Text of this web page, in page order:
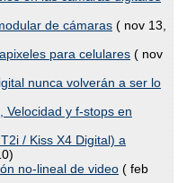
de cámaras ( nov 13,
para celulares ( nov
nunca volverán a ser lo
Velocidad y f-stops en
/ Kiss X4 Digital) a
no-lineal de video ( feb